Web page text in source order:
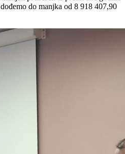
do manjka od 8 918 407,90